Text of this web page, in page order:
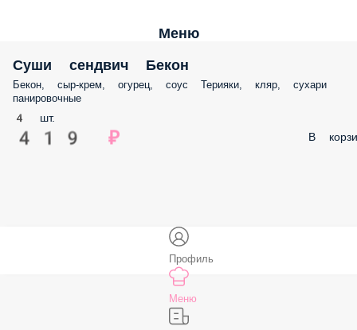
Меню
Суши сендвич Бекон
Бекон, сыр-крем, огурец, соус Терияки, кляр, сухари
панировочные
4 шт.
419 ₽ В
Профиль
Меню